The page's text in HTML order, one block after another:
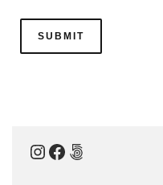
Instagram
Facebook
500px